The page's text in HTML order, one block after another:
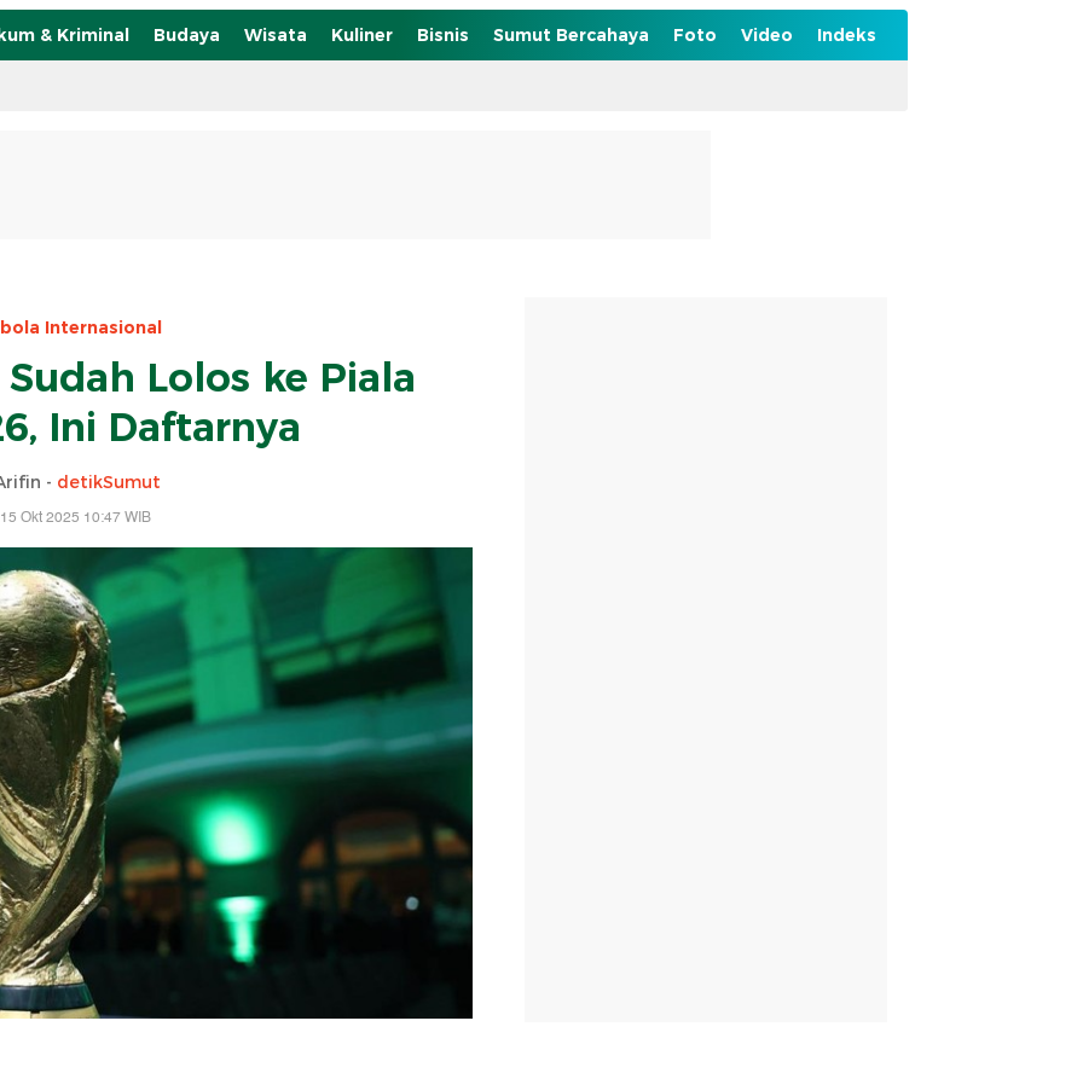
& Kriminal Budaya Wisata Kuliner Bisnis Sumut Bercahaya Foto Video Indeks
Internasional
Lolos ke Piala
Ini Daftarnya
- detikSumut
Okt 2025 10:47 WIB